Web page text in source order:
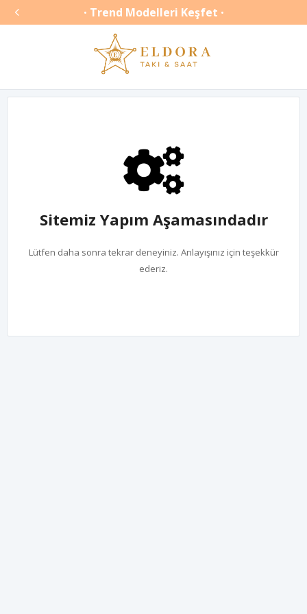
 • Trend Modelleri Keşfet •
Sitemiz Yapım Aşamasındadır
Lütfen daha sonra tekrar deneyiniz. Anlayışınız için teşekkür
ederiz.